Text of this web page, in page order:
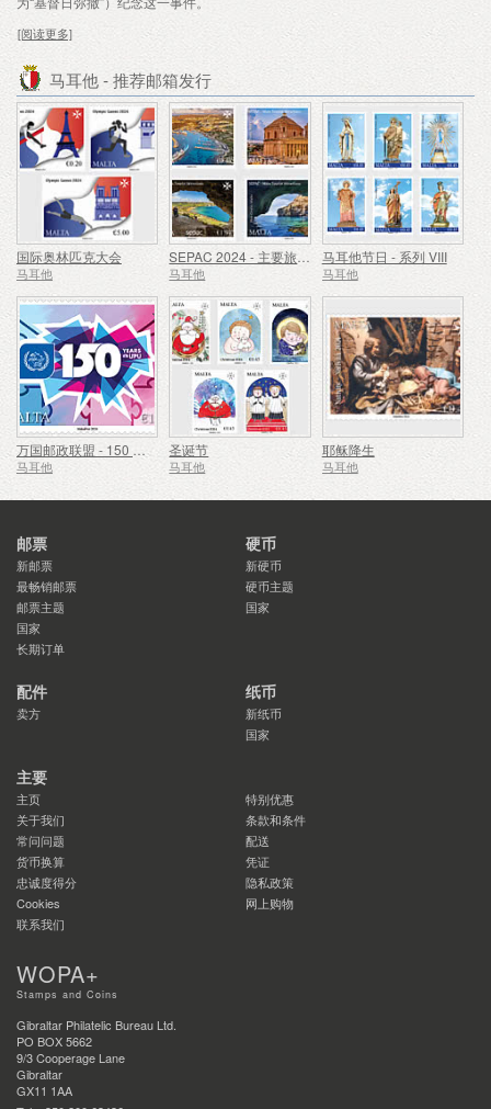
[阅读更多]
马耳他 - 推荐邮箱发行
国际奥林匹克大会
马耳他
SEPAC 2024 - 主要旅游景点
马耳他
马耳他节日 - 系列 VIII
马耳他
万国邮政联盟 - 150 周年
马耳他
圣诞节
马耳他
耶稣降生
马耳他
邮票
新邮票
最畅销邮票
邮票主题
国家
长期订单
硬币
新硬币
硬币主题
国家
配件
卖方
纸币
新纸币
国家
主要
主页
特别优惠
关于我们
条款和条件
常问问题
配送
货币换算
凭证
忠诚度得分
隐私政策
Cookies
网上购物
联系我们
WOPA+
Stamps and Coins
Gibraltar Philatelic Bureau Ltd.
PO BOX 5662
9/3 Cooperage Lane
Gibraltar
GX11 1AA